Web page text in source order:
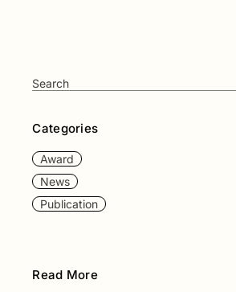
Categories
Award
News
Publication
Read More